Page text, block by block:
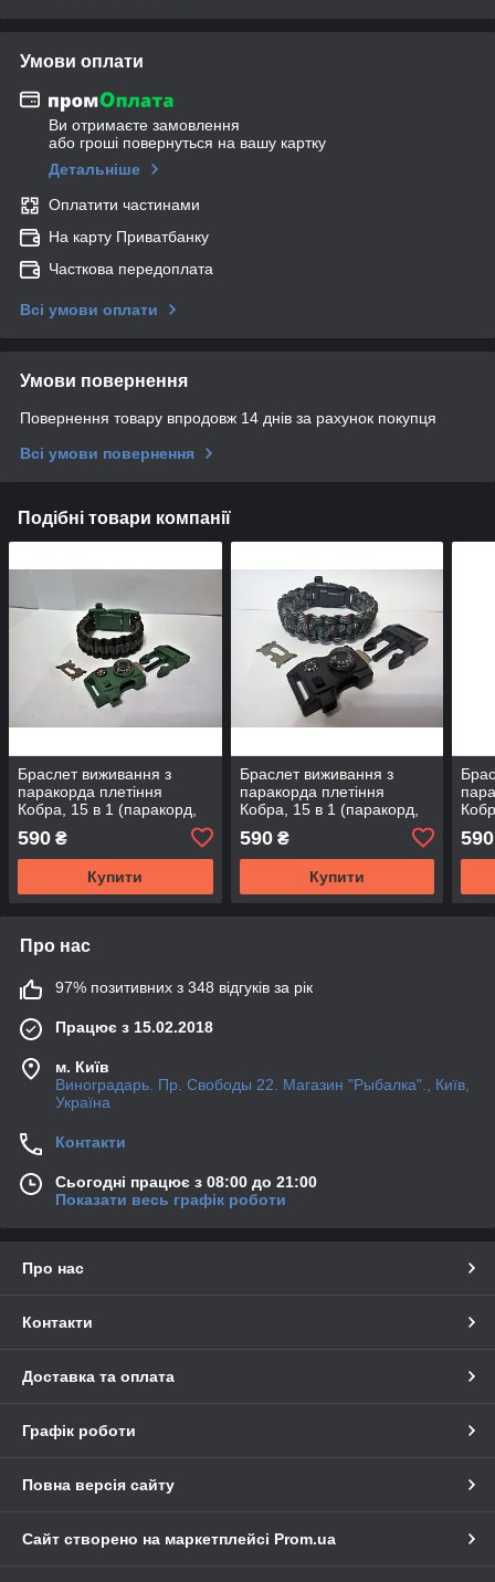
Умови оплати
Ви отримаєте замовлення
або гроші повернуться на вашу картку
Детальніше
Оплатити частинами
На карту Приватбанку
Часткова передоплата
Всі умови оплати
Умови повернення
Повернення товару впродовж 14 днів за рахунок покупця
Всі умови повернення
Подібні товари компанії
Браслет виживання з
паракорда плетіння
Кобра, 15 в 1 (паракорд,
кресало-кресало, свисток,
ріжуча кромка,
590 ₴
Купити
Браслет виживання з
паракорда плетіння
Кобра, 15 в 1 (паракорд,
кресало-кресало, свисток,
ріжуча кромка,
590₴
Купити
590
Про нас
97% позитивних з 348 відгуків за рік
Працює з 15.02.2018
м. Київ
Виноградарь. Пр. Свободы 22. Магазин "Рыбалка"., Київ,
Україна
Контакти
Сьогодні працює з 08:00 до 21:00
Показати весь графік роботи
Про нас
Контакти
Доставка та оплата
Графік роботи
Повна версія сайту
Сайт створено на маркетплейсі Prom.ua